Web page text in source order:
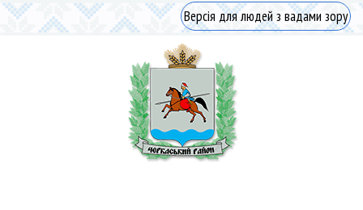
Версія для людей з вадами зору